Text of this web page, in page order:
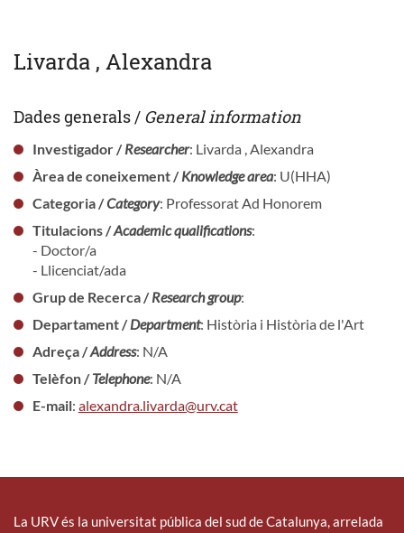
Livarda , Alexandra
Dades generals / General information
Investigador /Researcher: Livarda , Alexandra
Àrea de coneixement /Knowledge area: U(HHA)
Categoria /Category: Professorat Ad Honorem
Titulacions /Academic qualifications:
- Doctor/a
- Llicenciat/ada
Grup de Recerca /Research group:
Departament /Department: Història i Història de l'Art
Adreça /Address: N/A
Telèfon /Telephone: N/A
E-mail: alexandra.livarda@urv.cat
La URV és la universitat pública del sud de Catalunya, arrelada